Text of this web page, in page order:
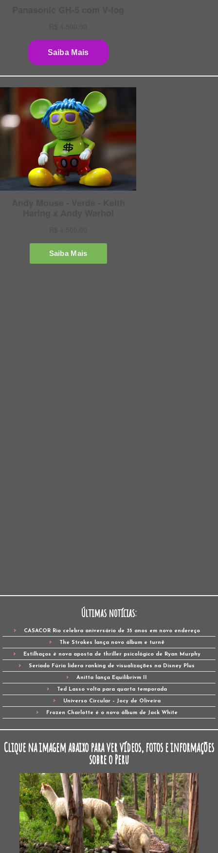
Últimas notícias:
CASACOR Rio celebra aniversário de 35 anos em novo endereço
The Strokes lança novo álbum e turnê
Estilhaços é nova aposta de thriller psicológico de Ryan Murphy
Seriado Fúria lidera ranking de visualizações na Disney Plus
Anitta lança Equilibrivm II
Ted Lasso volta para quarta temporada
Universo Circular – Jocy de Oliveira
Frozen Charlotte é o novo álbum de Jack White
Clique na imagem abaixo para ver vídeos, fotos e informações
sobre o Peru